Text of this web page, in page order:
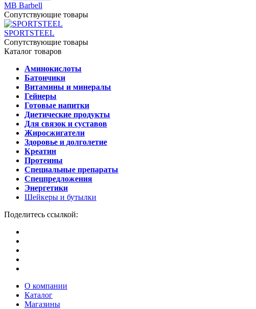
MB Barbell
Сопутствующие товары
SPORTSTEEL
Сопутствующие товары
Каталог товаров
Аминокислоты
Батончики
Витамины и минералы
Гейнеры
Готовые напитки
Диетические продукты
Для связок и суставов
Жиросжигатели
Здоровье и долголетие
Креатин
Протеины
Специальные препараты
Спецпредложения
Энергетики
Шейкеры и бутылки
Поделитесь ссылкой:
О компании
Каталог
Магазины